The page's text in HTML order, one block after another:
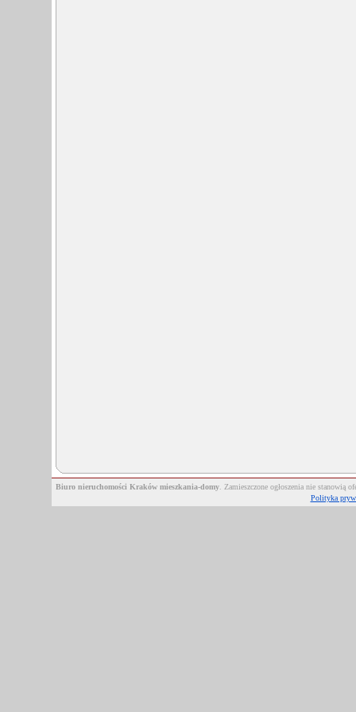
Biuro nieruchomości Kraków mieszkania-domy . Zamieszczone ogłoszenia nie
Polityka